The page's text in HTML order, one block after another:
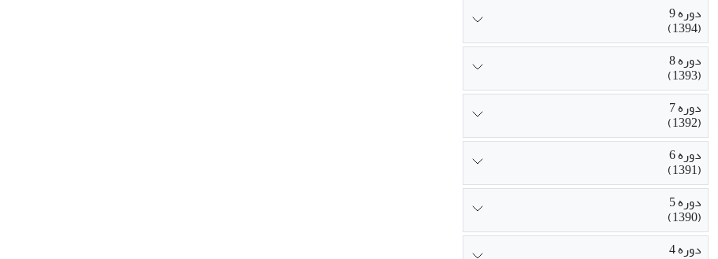
دوره 9
(1394)
دوره 8
(1393)
دوره 7
(1392)
دوره 6
(1391)
دوره 5
(1390)
دوره 4